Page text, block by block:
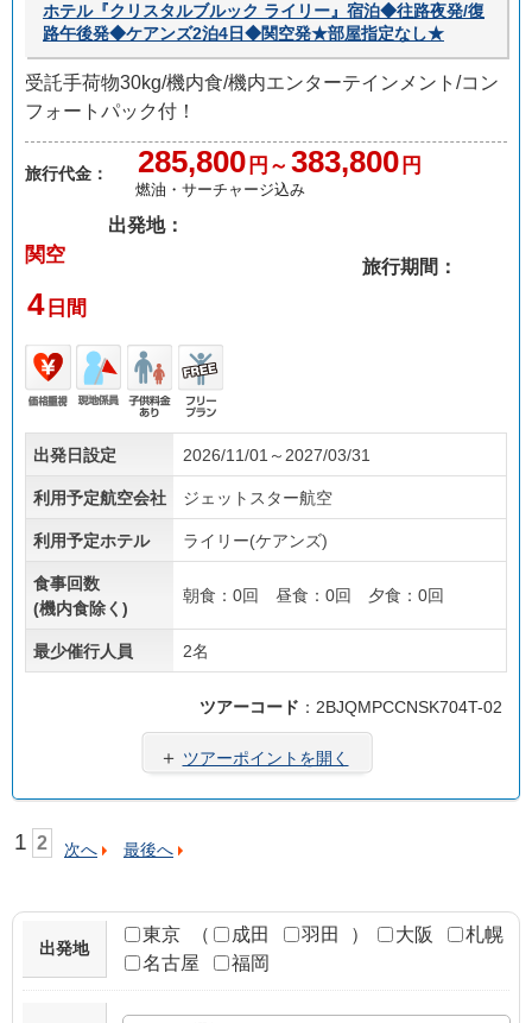
ホテル『クリスタルブルック ライリー』宿泊◆往路夜発/復
路午後発◆ケアンズ2泊4日◆関空発★部屋指定なし★
受託手荷物30kg/機内食/機内エンターテインメント/コン
フォートパック付！
旅行代金： 285,800 円～ 383,800 円
燃油・サーチャージ込み
出発地：
関空
旅行期間：
4 日間
価格
重視
現地
係員
子供
あり
フリ
ープ
ラン
出発日設定 2026/11/01～2027/03/31
利用予定航空会社 ジェットスター航空
利用予定ホテル ライリー(ケアンズ)
食事回数
(機内食除く)
朝食：0回 昼食：0回 夕食：0回
最少催行人員 2名
ツアーコード ：2BJQMPCCNSK704T-02
＋ ツアーポイントを開く
1 2 次へ 最後へ
出発地
東京 （ 成田 羽田 ） 大阪
札幌
名古屋
福岡